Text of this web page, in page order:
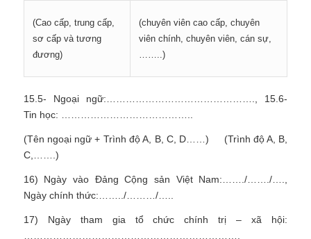
(Cao cấp, trung cấp,
sơ cấp và tương
đương)
(chuyên viên cao cấp, chuyên
viên chính, chuyên viên, cán sự,
……..)
15.5- Ngoại ngữ:………………………………………., 15.6-
Tin học: …………………………………..
(Tên ngoại ngữ + Trình độ A, B, C, D……) (Trình độ A, B,
C,…….)
16) Ngày vào Đảng Cộng sản Việt Nam:……./……./….,
Ngày chính thức:……../………/…..
17) Ngày tham gia tổ chức chính trị – xã hội: